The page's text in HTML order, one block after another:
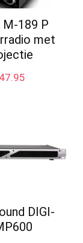
M-189 P
met
47.95
DIGI-